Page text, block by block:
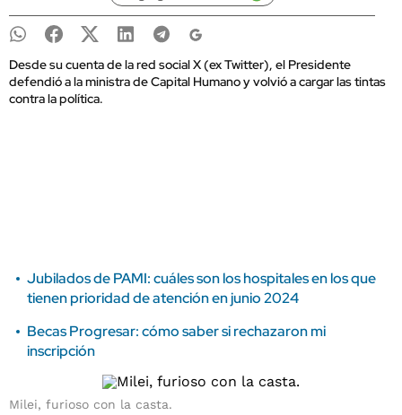
Desde su cuenta de la red social X (ex Twitter), el Presidente
defendió a la ministra de Capital Humano y volvió a cargar las tintas
contra la política.
Jubilados de PAMI: cuáles son los hospitales en los que
tienen prioridad de atención en junio 2024
Becas Progresar: cómo saber si rechazaron mi
inscripción
Milei, furioso con la casta.